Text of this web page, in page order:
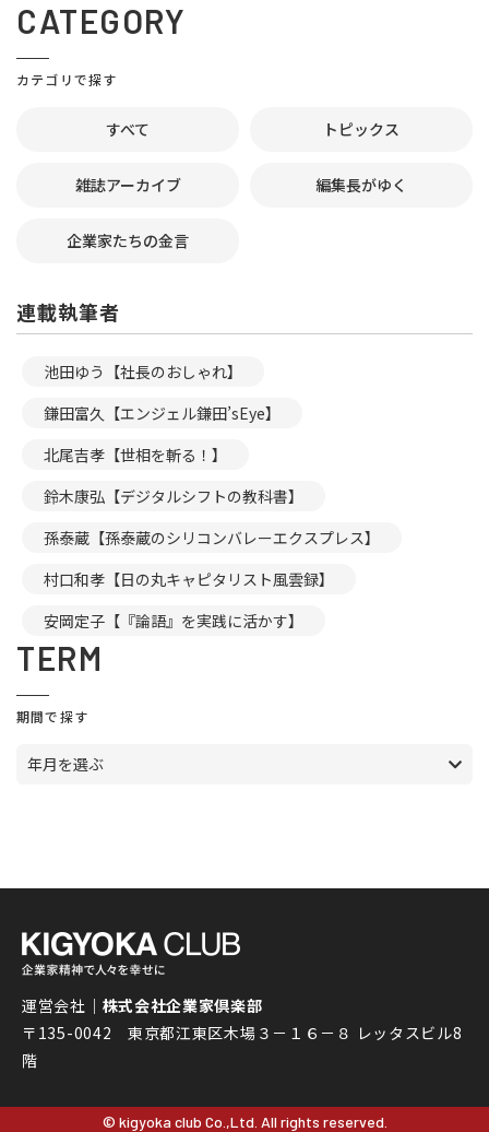
CATEGORY
カテゴリで探す
すべて トピックス
雑誌アーカイブ 編集長がゆく
企業家たちの金言
連載執筆者
池田ゆう【社長のおしゃれ】
鎌田富久【エンジェル鎌田’sEye】
北尾吉孝【世相を斬る！】
鈴木康弘【デジタルシフトの教科書】
孫泰蔵【孫泰蔵のシリコンバレーエクスプレス】
村口和孝【日の丸キャピタリスト風雲録】
安岡定子【『論語』を実践に活かす】
TERM
期間で探す
年月を選ぶ
運営会社｜ 株式会社企業家倶楽部
〒135-0042 東京都江東区木場３－１６－８ レッタスビル8
階
© kigyoka club Co.,Ltd. All rights reserved.